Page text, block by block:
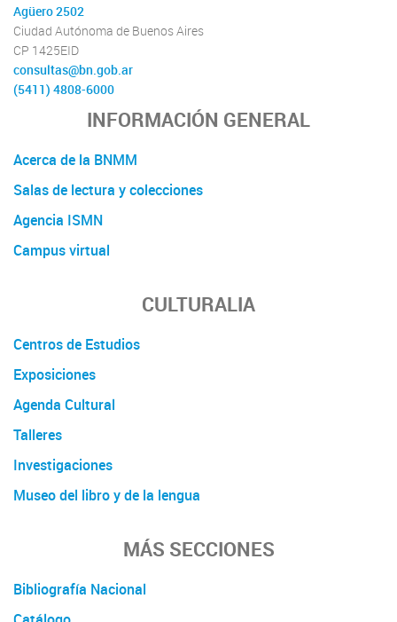
Agüero 2502
Ciudad Autónoma de Buenos Aires
CP 1425EID
consultas@bn.gob.ar
(5411) 4808-6000
INFORMACIÓN GENERAL
Acerca de la BNMM
Salas de lectura y colecciones
Agencia ISMN
Campus virtual
CULTURALIA
Centros de Estudios
Exposiciones
Agenda Cultural
Talleres
Investigaciones
Museo del libro y de la lengua
MÁS SECCIONES
Bibliografía Nacional